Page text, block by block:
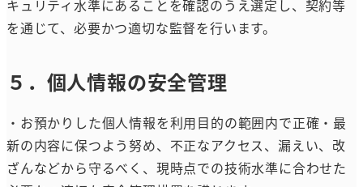
キュリティ水準にあることを確認のうえ選定し、契約等
を通じて、必要かつ適切な監督を行います。
５．個人情報の安全管理
・お預かりした個人情報を利用目的の範囲内で正確・最
新の内容に保つよう努め、不正なアクセス、漏えい、改
ざんなどから守るべく、現時点での技術水準に合わせた